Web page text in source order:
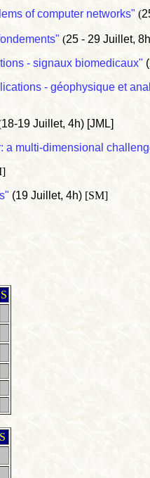
of computer networks" (
(25 - 29 Juillet,
- signaux biomedicaux"
- géophysique et
18-19 Juillet, 4h) [JML]
a multi-dimensional
(19 Juillet, 4h) [SM]
S
S